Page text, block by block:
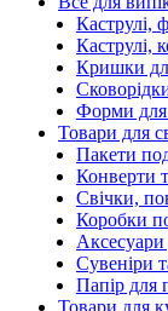
Каструлі,
Каструлі,
Кришки
Форми для
Товари для
Пакети
Конверти
Свічки,
Коробки
Аксесуари
Сувеніри
Папір для
Товари для